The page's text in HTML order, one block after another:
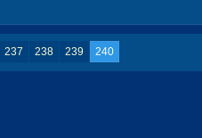
237 238 239 240